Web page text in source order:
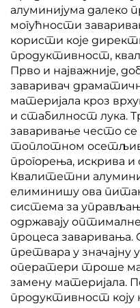
Машина
алуминијума далеко
могућности
користи које
продуктивност,
Прво и најважније,
заваривач
материјала кроз
и стабилност лука.
заваривање често се
топлотном
прогорења, искрива
Квалитетни
елиминишу ова
система за
одржавају
процеса
претвара у
оператери троше
замену материјала.
продуктивност коју